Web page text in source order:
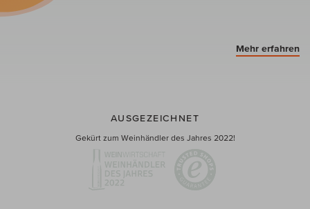
Mehr erfahren
AUSGEZEICHNET
Gekürt zum Weinhändler des Jahres 2022!